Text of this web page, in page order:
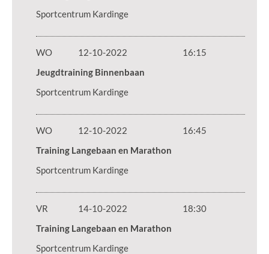
Sportcentrum Kardinge
WO 12-10-2022
16:15
Jeugdtraining Binnenbaan
Sportcentrum Kardinge
WO 12-10-2022
16:45
Training Langebaan en Marathon
Sportcentrum Kardinge
VR 14-10-2022
18:30
Training Langebaan en Marathon
Sportcentrum Kardinge